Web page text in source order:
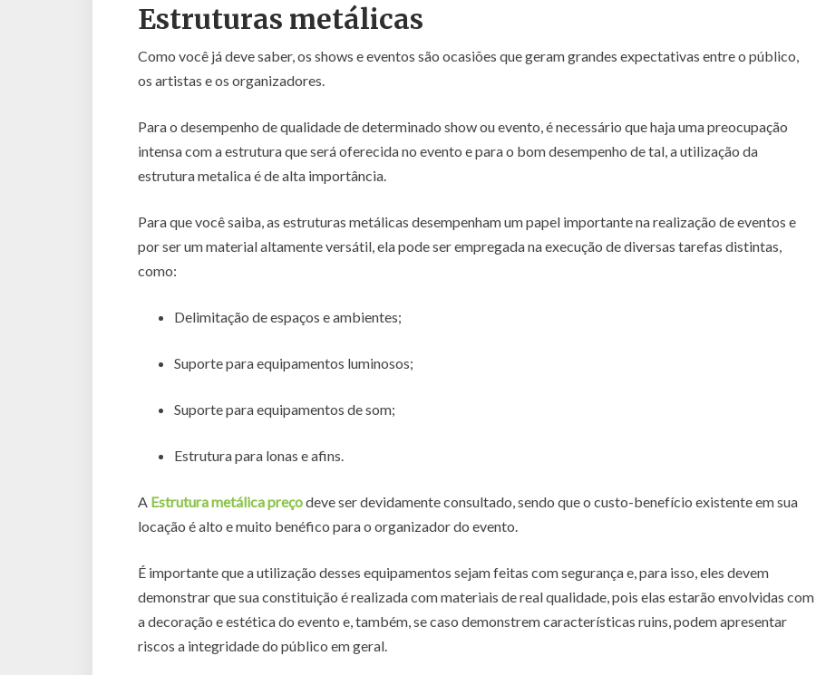
Estruturas metálicas
Como você já deve saber, os shows e eventos são ocasiões que geram grandes expectativas entre o público,
os artistas e os organizadores.
Para o desempenho de qualidade de determinado show ou evento, é necessário que haja uma preocupação
intensa com a estrutura que será oferecida no evento e para o bom desempenho de tal, a utilização da
estrutura metalica é de alta importância.
Para que você saiba, as estruturas metálicas desempenham um papel importante na realização de eventos e
por ser um material altamente versátil, ela pode ser empregada na execução de diversas tarefas distintas,
como:
Delimitação de espaços e ambientes;
Suporte para equipamentos luminosos;
Suporte para equipamentos de som;
Estrutura para lonas e afins.
A Estrutura metálica preçodeve ser devidamente consultado, sendo que o custo-benefício existente em sua
locação é alto e muito benéfico para o organizador do evento.
É importante que a utilização desses equipamentos sejam feitas com segurança e, para isso, eles devem
demonstrar que sua constituição é realizada com materiais de real qualidade, pois elas estarão envolvidas com
a decoração e estética do evento e, também, se caso demonstrem características ruins, podem apresentar
riscos a integridade do público em geral.